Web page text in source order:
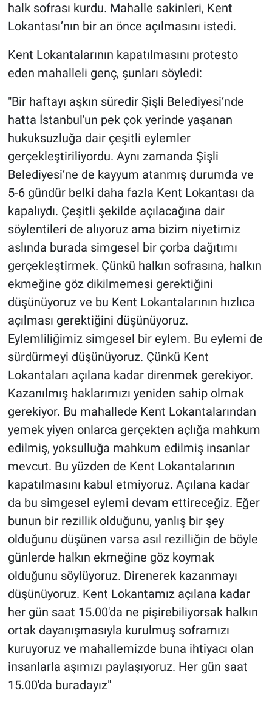
halk sofrası kurdu. Mahalle sakinleri, Kent
Lokantası’nın bir an önce açılmasını istedi.
Kent Lokantalarının kapatılmasını protesto
eden mahalleli genç, şunları söyledi:
"Bir haftayı aşkın süredir Şişli Belediyesi’nde
hatta İstanbul'un pek çok yerinde yaşanan
hukuksuzluğa dair çeşitli eylemler
gerçekleştiriliyordu. Aynı zamanda Şişli
Belediyesi’ne de kayyum atanmış durumda ve
5-6 gündür belki daha fazla Kent Lokantası da
kapalıydı. Çeşitli şekilde açılacağına dair
söylentileri de alıyoruz ama bizim niyetimiz
aslında burada simgesel bir çorba dağıtımı
gerçekleştirmek. Çünkü halkın sofrasına, halkın
ekmeğine göz dikilmemesi gerektiğini
düşünüyoruz ve bu Kent Lokantalarının hızlıca
açılması gerektiğini düşünüyoruz.
Eylemliliğimiz simgesel bir eylem. Bu eylemi de
sürdürmeyi düşünüyoruz. Çünkü Kent
Lokantaları açılana kadar direnmek gerekiyor.
Kazanılmış haklarımızı yeniden sahip olmak
gerekiyor. Bu mahallede Kent Lokantalarından
yemek yiyen onlarca gerçekten açlığa mahkum
edilmiş, yoksulluğa mahkum edilmiş insanlar
mevcut. Bu yüzden de Kent Lokantalarının
kapatılmasını kabul etmiyoruz. Açılana kadar
da bu simgesel eylemi devam ettireceğiz. Eğer
bunun bir rezillik olduğunu, yanlış bir şey
olduğunu düşünen varsa asıl rezilliğin de böyle
günlerde halkın ekmeğine göz koymak
olduğunu söylüyoruz. Direnerek kazanmayı
düşünüyoruz. Kent Lokantamız açılana kadar
her gün saat 15.00'da ne pişirebiliyorsak halkın
ortak dayanışmasıyla kurulmuş soframızı
kuruyoruz ve mahallemizde buna ihtiyacı olan
insanlarla aşımızı paylaşıyoruz. Her gün saat
15.00'da buradayız"
İlan
Koronavirüs
Kültür Sanat
Ne demişti
Nedir
Popüler
Programlar
Sağlık
Spor
Teknoloji
Türkiye'nin Geleceği
Türkiye'nin Gündemi
Yerel Gündem
Yerel Yaşam
Canlı Yayın